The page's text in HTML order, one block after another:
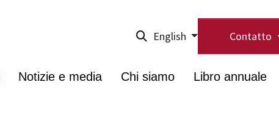
English Contatto
Notizie e media Chi siamo Libro annuale